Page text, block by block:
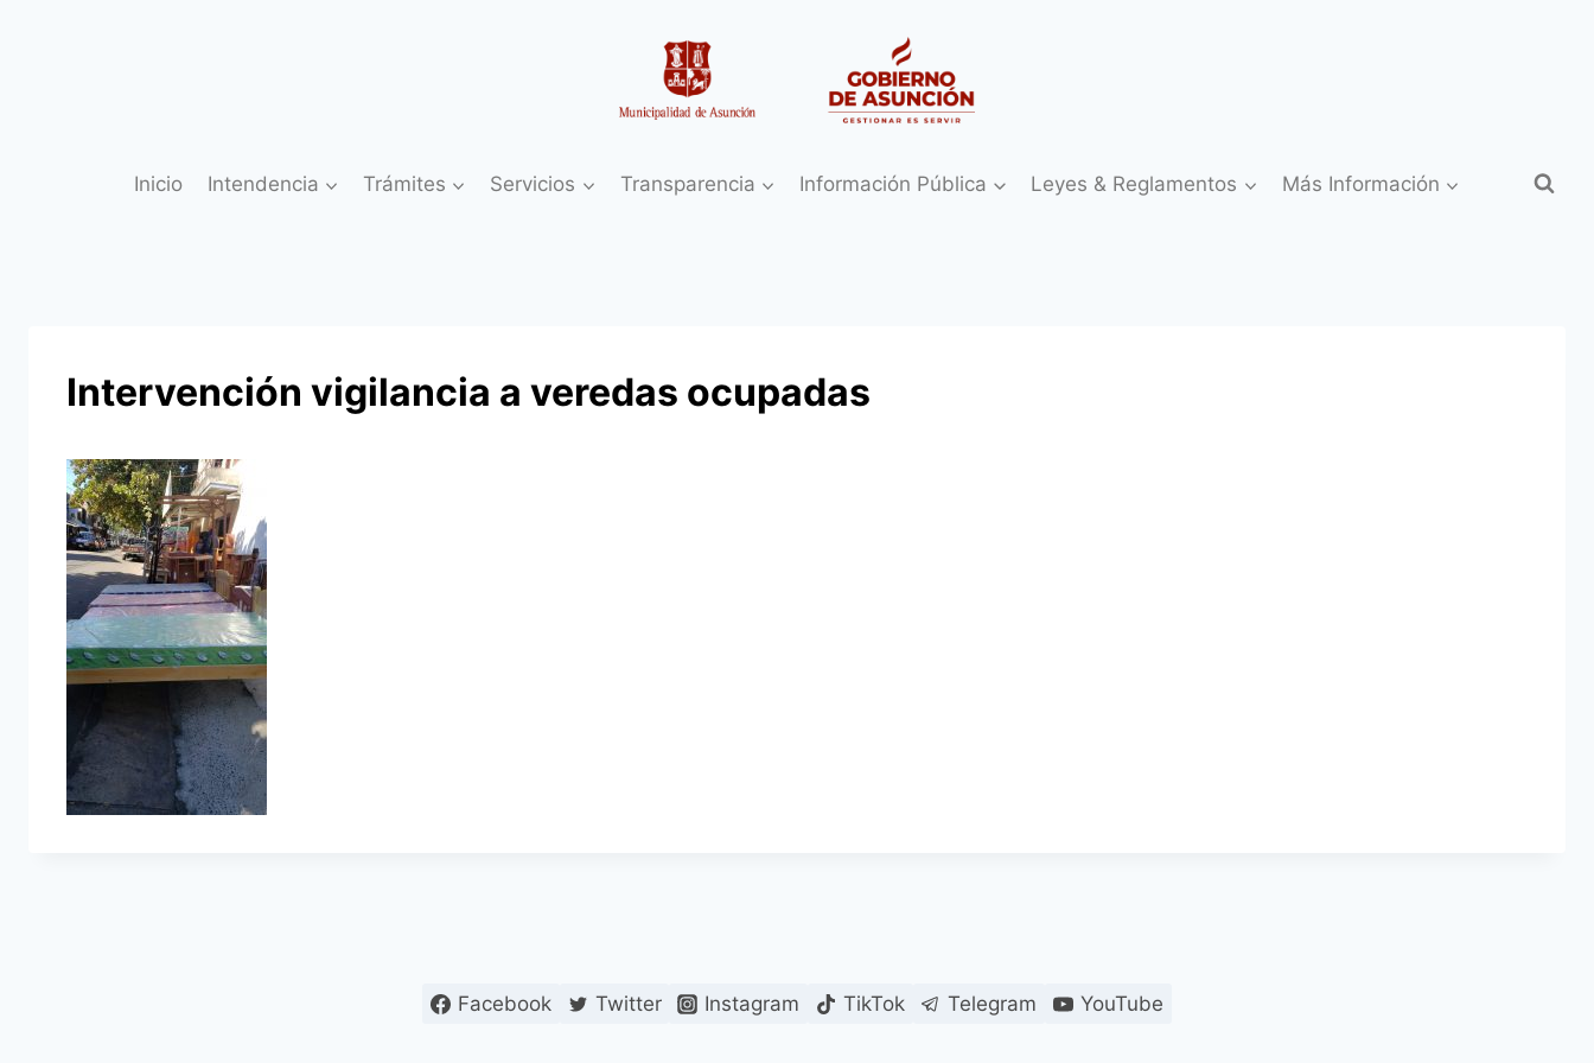
Inicio Intendencia Trámites Servicios Transparencia Información Pública Leyes & Reglamentos Más Información
Intervención vigilancia a veredas ocupadas
Facebook Twitter Instagram TikTok Telegram YouTube